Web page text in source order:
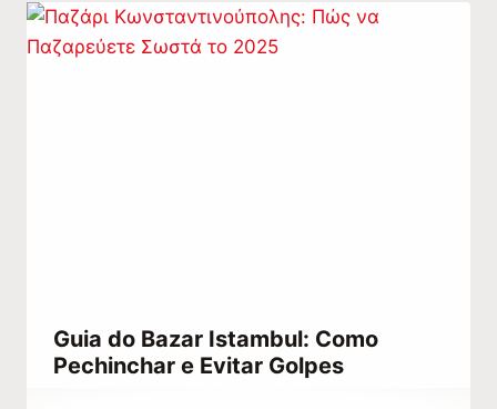
Guia do Bazar Istambul: Como
Pechinchar e Evitar Golpes